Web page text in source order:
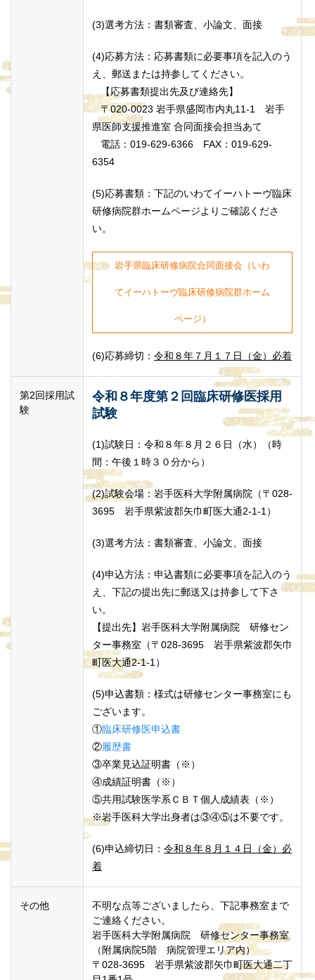
(3)選考方法：書類審査、小論文、面接
(4)応募方法：応募書類に必要事項を記入のう
え、郵送または持参してください。
【応募書類提出先及び連絡先】
〒020-0023 岩手県盛岡市内丸11-1 岩手
県医師支援推進室 合同面接会担当あて
電話：019-629-6366 FAX：019-629-
6354
(5)応募書類：下記のいわてイーハトーヴ臨床
研修病院群ホームページよりご確認くださ
い。
岩手県臨床研修病院合同面接会（いわ
てイーハトーヴ臨床研修病院群ホーム
ページ）
(6)応募締切： 令和８年７月１７日（金）必着
第2回採用試
験
令和８年度第２回臨床研修医採用
試験
(1)試験日：令和８年８月２６日（水）（時
間：午後１時３０分から）
(2)試験会場：岩手医科大学附属病院（〒028-
3695 岩手県紫波郡矢巾町医大通2-1-1）
(3)選考方法：書類審査、小論文、面接
(4)申込方法：申込書類に必要事項を記入のう
え、下記の提出先に郵送又は持参して下さ
い。
【提出先】岩手医科大学附属病院 研修セン
ター事務室（〒028-3695 岩手県紫波郡矢巾
町医大通2-1-1）
(5)申込書類：様式は研修センター事務室にも
ございます。
①臨床研修医申込書
②履歴書
③卒業見込証明書（※）
④成績証明書（※）
⑤共用試験医学系ＣＢＴ個人成績表（※）
※岩手医科大学出身者は③④⑤は不要です。
(6)申込締切日： 令和８年８月１４日（金）必
着
その他
不明な点等ございましたら、下記事務室まで
ご連絡ください。
岩手医科大学附属病院 研修センター事務室
（附属病院5階 病院管理エリア内）
〒028-3695 岩手県紫波郡矢巾町医大通二丁